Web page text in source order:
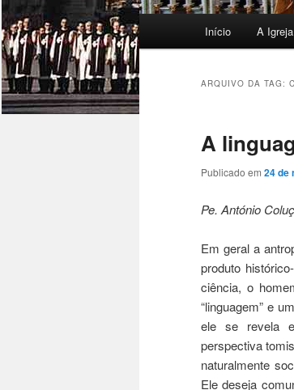
Início A
ARQUIVO DA TAG:
A
Publicado em 24 de
Pe. António
Em geral a
produto
ciência, o
“linguagem” e
ele se revela
perspectiva
naturalmente
Ele deseja